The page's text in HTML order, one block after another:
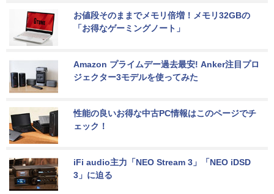
お値段そのままでメモリ倍増！メモリ32GBの
「お得なゲーミングノート」
Amazon プライムデー過去最安! Anker注目プロ
ジェクター3モデルを使ってみた
性能の良いお得な中古PC情報はこのページでチ
ェック！
iFi audio主力「NEO Stream 3」「NEO iDSD
3」に迫る